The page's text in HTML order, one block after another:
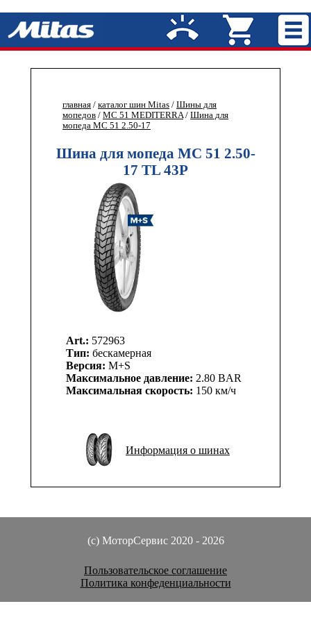
главная / каталог шин Mitas / Шины для
мопедов / MC 51 MEDITERRA/ Шина для
мопеда MC 51 2.50-17
Шина для мопеда MC 51 2.50-
17 TL 43P
Art.: 572963
Тип: бескамерная
Версия: M+S
Максимальное давление: 2.80 BAR
Максимальная скорость: 150 км/ч
Информация о шинах
(c) МоторСервис 2020 - 2026
Пользовательское соглашение
Политика конфеденциальности